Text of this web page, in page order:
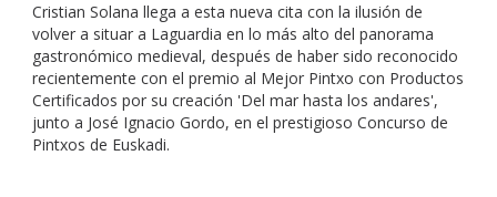
Cristian Solana llega a esta nueva cita con la ilusión de
volver a situar a Laguardia en lo más alto del panorama
gastronómico medieval, después de haber sido reconocido
recientemente con el premio al Mejor Pintxo con Productos
Certificados por su creación 'Del mar hasta los andares',
junto a José Ignacio Gordo, en el prestigioso Concurso de
Pintxos de Euskadi.